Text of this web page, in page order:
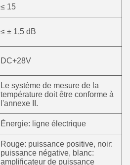
≤ 15
≤ ± 1,5 dB
DC+28V
Le système de mesure de la
température doit être conforme à
l'annexe II.
Énergie: ligne électrique
Rouge: puissance positive, noir:
puissance négative, blanc:
amplificateur de puissance